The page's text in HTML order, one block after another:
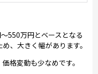
550万円とベースとなる
、大きく幅があります。
格変動も少なめです。